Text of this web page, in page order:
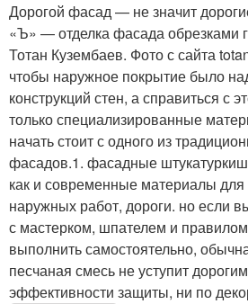
Дорогой фасад — не значит
«Ъ» — отделка фасада обрезками
Тотан Кузембаев. Фото с сайта
чтобы наружное покрытие было
конструкций стен, а справиться с
только специализированные
начать стоит с одного из
фасадов.1. фасадные
как и современные материалы
наружных работ, дороги. но если
с мастерком, шпателем и
выполнить самостоятельно,
песчаная смесь не уступит
эффективности защиты, ни по